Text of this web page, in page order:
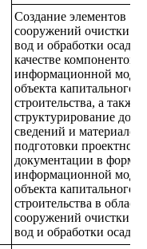
Создание элементов
сооружений очистки
вод и обработки
качестве компонентов
информационной
объекта капитального
строительства, а также
структурирование
сведений и материалов
подготовки проектной
документации в форме
информационной
объекта капитального
строительства в области
сооружений очистки
вод и обработки